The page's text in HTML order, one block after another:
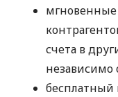
мгновенные
счета в
независимо
бесплатный